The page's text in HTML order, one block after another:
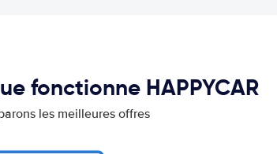
fonctionne HAPPYCAR
les meilleures offres